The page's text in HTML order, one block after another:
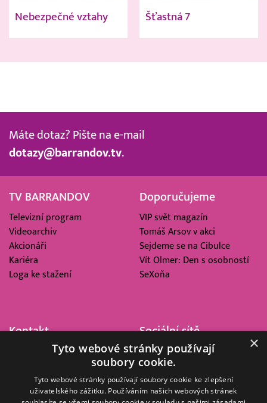
Nebezpečné vztahy Šťastná 7
Máte dotaz? Pište na e-mail
dotazy@barrandov.tv.
TV BARRANDOV
Televizní program
Videoarchiv
Akcionáři
Kariéra
Loga ke stažení
Doporučujeme
VIP svět magazín
Tomáš Arsov v akci
Sejdeme se na Cibulce
Vít Olmer: Den s osobností
SeXoňa
Kontakt
Barrandov Televizní Studio,
Kříženeckého nám. 322
152 00 Praha 5
Sociální sítě
×
Tyto webové stránky používají
soubory cookie.
Tyto webové stránky používají soubory cookie ke zlepšení
uživatelského zážitku. Používáním našich webových stránek